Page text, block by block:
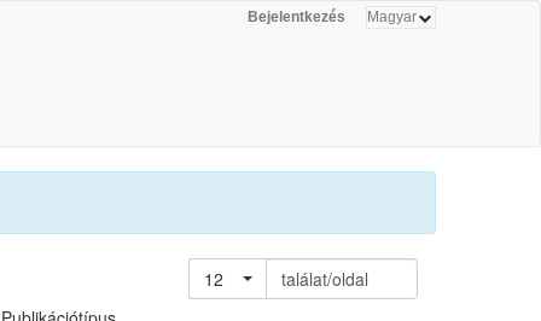
Bejelentkezés
12
találat/oldal